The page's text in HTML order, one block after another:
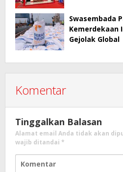
Swasembada
Kemerdekaan
Gejolak Global
Komentar
Tinggalkan Balasan
Alamat email Anda tidak akan
wajib ditandai *